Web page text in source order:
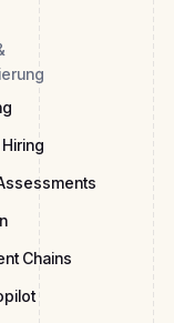
Chains